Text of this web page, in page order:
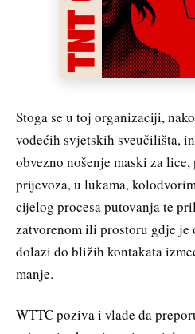
Stoga se u toj organizaciji,
vodećih svjetskih sveučilišta,
obvezno nošenje maski za
prijevoza, u lukama,
cijelog procesa putovanja te
zatvorenom ili prostoru gdje je
dolazi do bližih kontakata
manje.
WTTC poziva i vlade da